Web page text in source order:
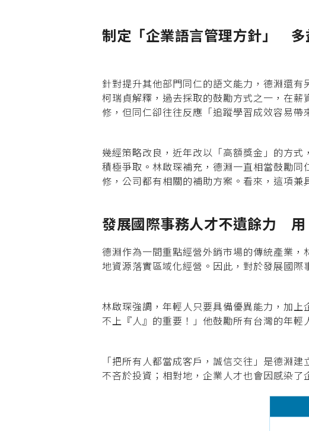
制定「企業語言管理方針」
針對提升其他部門同仁的語文能力，德淵還
柯瑞貞解釋，過去採取的鼓勵方式之一，在
修，但同仁卻往往反應「追蹤學習成效容易帶
幾經策略改良，近年改以「高額獎金」的方
積極爭取。林啟琛補充，德淵一直相當鼓勵
修，公司都有相關的補助方案。看來，這項
發展國際事務人才不遺餘力
德淵作為一間重點經營外銷市場的傳統產業
地資源落實區域化經營。因此，對於發展國際
林啟琛強調，年輕人只要具備優異能力，加
不上『人』的重要！」他鼓勵所有台灣的年
「把所有人都當成客戶，誠信交往」是德淵
不吝於投資；相對地，企業人才也會因感染